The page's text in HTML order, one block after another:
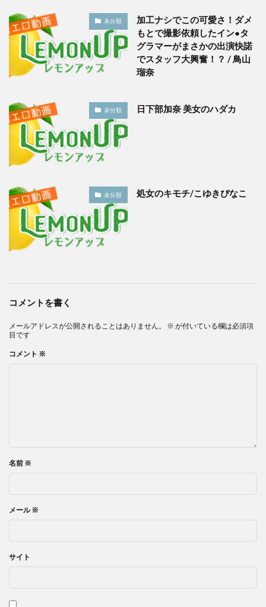
未分類
加工ナシでこの可愛さ！ダメ
もとで撮影依頼したイン●タ
グラマーがまさかの出演快諾
でスタッフ大興奮！？ / 鳥山
瑠奈
未分類 日下部加奈 美女のハダカ
未分類 処女のキモチ/こゆきぴなこ
コメントを書く
メールアドレスが公開されることはありません。 ※ が付いている欄は必須項
目です
コメント ※
名前 ※
メール※
サイト